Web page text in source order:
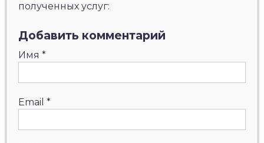
полученных услуг:
Добавить комментарий
Имя *
Email *